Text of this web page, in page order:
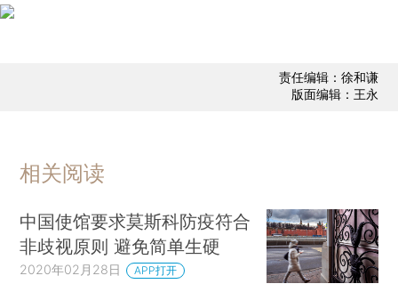
责任编辑：徐和谦
版面编辑：王永
相关阅读
中国使馆要求莫斯科防疫符合
非歧视原则 避免简单生硬
2020年02月28日 APP打开